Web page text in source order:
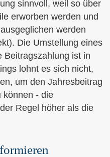
sinnvoll, weil so über
erworben werden und
werden
Die Umstellung eines
Beitragszahlung ist in
lohnt es sich nicht,
um den Jahresbeitrag
können - die
Regel höher als die